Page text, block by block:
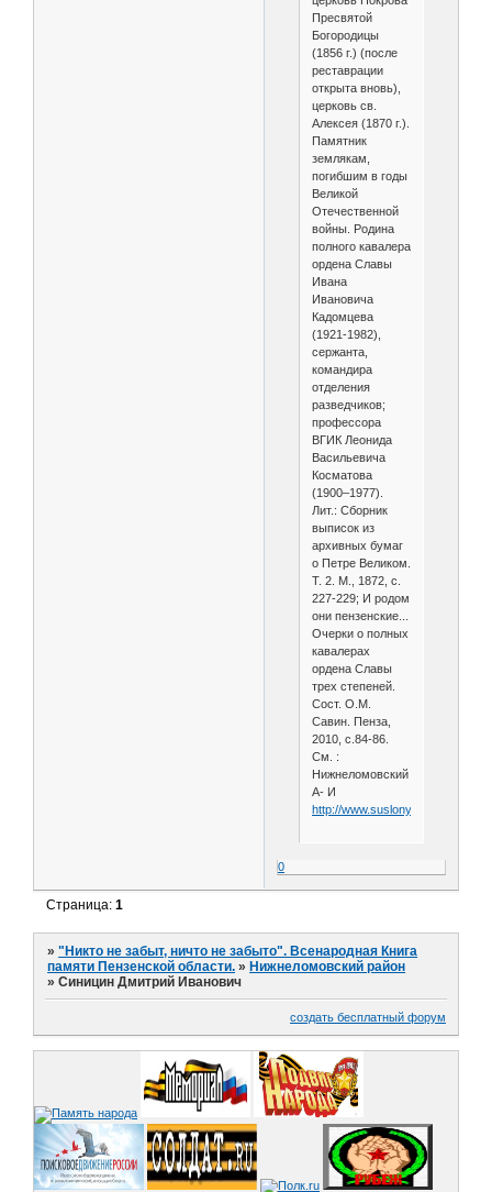
Пресвятой
Богородицы
(1856 г.) (после
реставрации
открыта вновь),
церковь св.
Алексея (1870 г.).
Памятник
землякам,
погибшим в годы
Великой
Отечественной
войны. Родина
полного кавалера
ордена Славы
Ивана
Ивановича
Кадомцева
(1921-1982),
сержанта,
командира
отделения
разведчиков;
профессора
ВГИК Леонида
Васильевича
Косматова
(1900–1977).
Лит.: Сборник
выписок из
архивных бумаг
о Петре Великом.
Т. 2. М., 1872, с.
227-229; И родом
они пензенские...
Очерки о полных
кавалерах
ордена Славы
трех степеней.
Сост. О.М.
Савин. Пенза,
2010, с.84-86.
См. :
Нижнеломовский
А- И
http://www.suslony.ru/
0
Страница:1
»"Никто не забыт, ничто не забыто". Всенародная Книга
памяти Пензенской области. » Нижнеломовский район
»Синицин Дмитрий Иванович
создать бесплатный форум